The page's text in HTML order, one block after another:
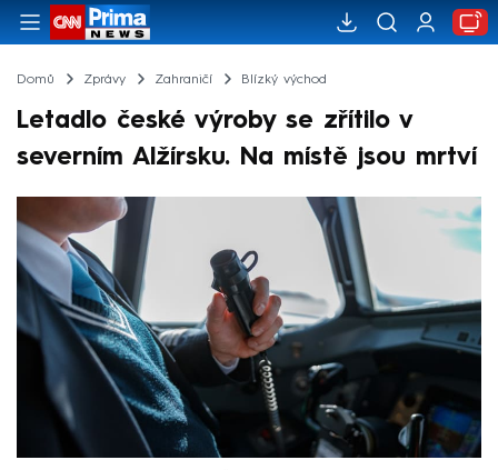
Domů Zprávy Zahraničí Blízký východ
Letadlo české výroby se zřítilo v
severním Alžírsku. Na místě jsou mrtví